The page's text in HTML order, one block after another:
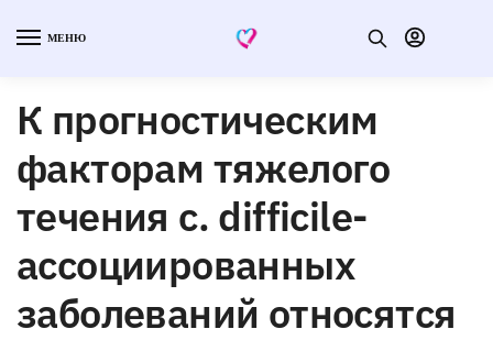
МЕНЮ
К прогностическим
факторам тяжелого
течения c. difficile-
ассоциированных
заболеваний относятся